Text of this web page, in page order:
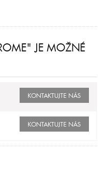
JE MOŽNÉ
KONTAKTUJTE NÁS
KONTAKTUJTE NÁS